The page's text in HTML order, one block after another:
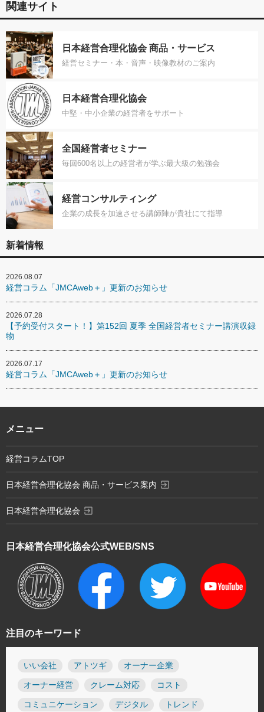
関連サイト
日本経営合理化協会 商品・サービス
経営セミナー・本・音声・映像教材のご案内
日本経営合理化協会
中堅・中小企業の経営者をサポート
全国経営者セミナー
毎回600名以上の経営者が学ぶ最大級の勉強会
経営コンサルティング
企業の成長を加速させる講師陣が貴社にて指導
新着情報
2026.08.07
経営コラム「JMCAweb＋」更新のお知らせ
2026.07.28
【予約受付スタート！】第152回 夏季 全国経営者セミナー講演収録
物
2026.07.17
経営コラム「JMCAweb＋」更新のお知らせ
注目のキーワード
いい会社 アトツギ オーナー企業
オーナー経営 クレーム対応 コスト
コミュニケーション デジタル トレンド
日本経営合理化協会公式WEB/SNS
メニュー
経営コラムTOP
日本経営合理化協会 商品・サービス案内 exit_to_app
日本経営合理化協会 exit_to_app